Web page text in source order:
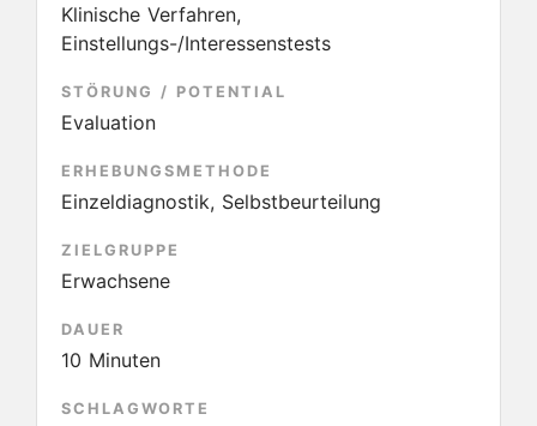
Klinische Verfahren,
Einstellungs-/Interessenstests
STÖRUNG / POTENTIAL
Evaluation
ERHEBUNGSMETHODE
Einzeldiagnostik, Selbstbeurteilung
ZIELGRUPPE
Erwachsene
DAUER
10 Minuten
SCHLAGWORTE